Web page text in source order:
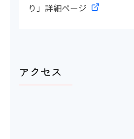
り」詳細ページ
アクセス